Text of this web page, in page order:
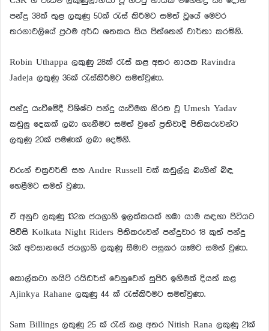
පන්දු 38ක් තුළ ලකුණු 50ක් රැස් කිරීමට සමත් වූයේ මෙවර
තරගාවලියේ ප්‍රථම අර්ධ ශතකය සිය පිත්තෙන් වාර්තා කරමිනි.
Robin Uthappa ලකුණු 28ක් රැස් කළ අතර නායක Ravindra
Jadeja ලකුණු 36ක් රැස්කිරීමට සමත්වුණා.
පන්දු යැවීමේදී විශිෂ්ට පන්දු යැවීමක නිරත වූ Umesh Yadav
කඩුලු දෙකක් ලබා ගැනීමට සමත් වුනේ ප්‍රතිවාදී පිතිකරුවන්ට
ලකුණු 20ක් පමණක් ලබා දෙමිනි.
වරුන් චක්‍රවර්ති සහ Andre Russell එක් කඩුල්ල බැගින් බිඳ
හෙළීමට සමත් වුණා.
ඒ අනුව ලකුණු 132ක ජයග්‍රාහි ඉලක්කයක් හඹා යාම සඳහා පිටියට
පිවිසි Kolkata Night Riders පිතිකරුවන් පන්දුවාර 18 කුත් පන්දු
3ක් අවසානයේ ජයග්‍රාහි ලකුණු සීමාව පසුකර යෑමට සමත් වුණා.
කොල්කටා නයිට් රයිඩර්ස් වෙනුවෙන් සුපිරි ඉනිමක් දියත් කළ
Ajinkya Rahane ලකුණු 44 ක් රැස්කිරීමට සමත්වුණා.
Sam Billings ලකුණු 25 ක් රැස් කළ අතර Nitish Rana ලකුණු 21ක්